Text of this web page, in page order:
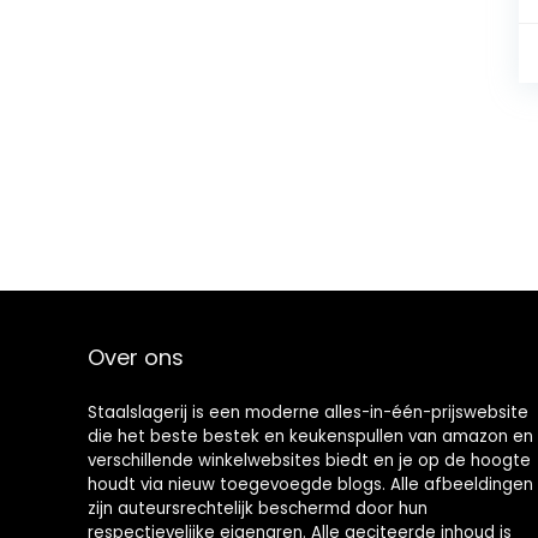
Over ons
Staalslagerij is een moderne alles-in-één-prijswebsite
die het beste bestek en keukenspullen van amazon en
verschillende winkelwebsites biedt en je op de hoogte
houdt via nieuw toegevoegde blogs. Alle afbeeldingen
zijn auteursrechtelijk beschermd door hun
respectievelijke eigenaren. Alle geciteerde inhoud is